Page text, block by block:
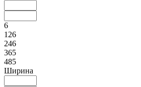
6
126
246
365
485
Ширина